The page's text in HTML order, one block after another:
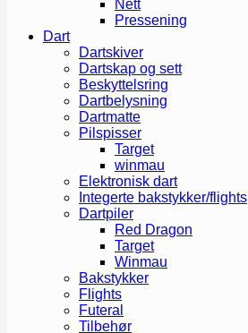
Nett
Pressening
Dart
Dartskiver
Dartskap og sett
Beskyttelsring
Dartbelysning
Dartmatte
Pilspisser
Target
winmau
Elektronisk dart
Integerte bakstykker/flights
Dartpiler
Red Dragon
Target
Winmau
Bakstykker
Flights
Futeral
Tilbehør